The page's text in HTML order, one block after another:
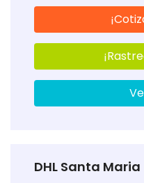
DHL Santa Maria